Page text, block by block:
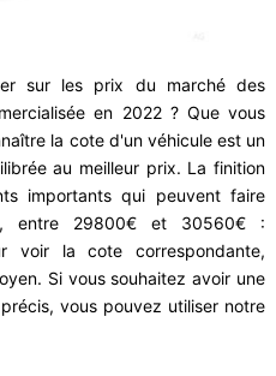
sur les prix du marché des
en 2022 ? Que vous
la cote d'un véhicule est un
au meilleur prix. La finition
importants qui peuvent faire
entre 29800€ et 30560€ :
voir la cote correspondante,
Si vous souhaitez avoir une
vous pouvez utiliser notre